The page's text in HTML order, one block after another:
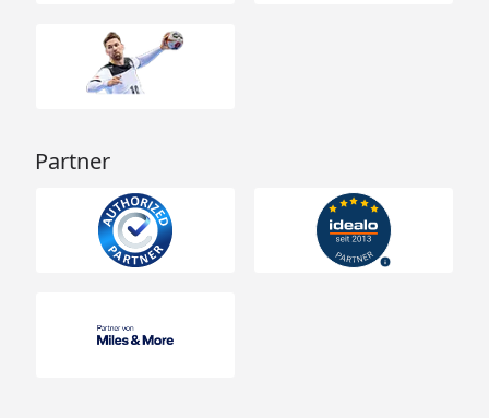
Partner